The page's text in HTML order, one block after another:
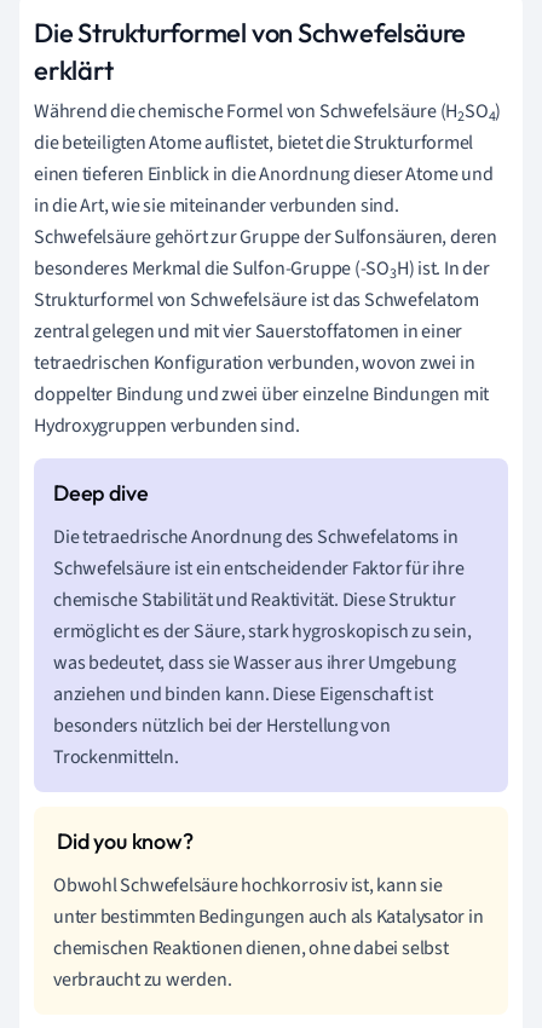
Die Strukturformel von Schwefelsäure
erklärt
Während die chemische Formel von Schwefelsäure (H2SO4)
die beteiligten Atome auflistet, bietet die Strukturformel
einen tieferen Einblick in die Anordnung dieser Atome und
in die Art, wie sie miteinander verbunden sind.
Schwefelsäure gehört zur Gruppe der Sulfonsäuren, deren
besonderes Merkmal die Sulfon-Gruppe (-SO3H) ist. In der
Strukturformel von Schwefelsäure ist das Schwefelatom
zentral gelegen und mit vier Sauerstoffatomen in einer
tetraedrischen Konfiguration verbunden, wovon zwei in
doppelter Bindung und zwei über einzelne Bindungen mit
Hydroxygruppen verbunden sind.
Die tetraedrische Anordnung des Schwefelatoms in
Schwefelsäure ist ein entscheidender Faktor für ihre
chemische Stabilität und Reaktivität. Diese Struktur
ermöglicht es der Säure, stark hygroskopisch zu sein,
was bedeutet, dass sie Wasser aus ihrer Umgebung
anziehen und binden kann. Diese Eigenschaft ist
besonders nützlich bei der Herstellung von
Trockenmitteln.
Obwohl Schwefelsäure hochkorrosiv ist, kann sie
unter bestimmten Bedingungen auch als Katalysator in
chemischen Reaktionen dienen, ohne dabei selbst
verbraucht zu werden.